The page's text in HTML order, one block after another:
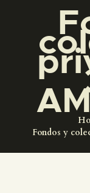
Fondos y
█
EL